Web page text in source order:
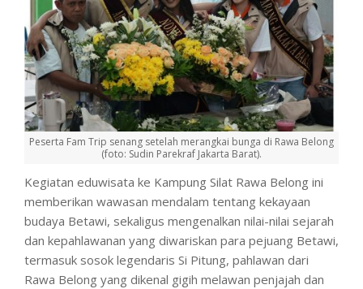
Peserta Fam Trip senang setelah merangkai bunga di Rawa Belong
(foto: Sudin Parekraf Jakarta Barat).
Kegiatan eduwisata ke Kampung Silat Rawa Belong ini
memberikan wawasan mendalam tentang kekayaan
budaya Betawi, sekaligus mengenalkan nilai-nilai sejarah
dan kepahlawanan yang diwariskan para pejuang Betawi,
termasuk sosok legendaris Si Pitung, pahlawan dari
Rawa Belong yang dikenal gigih melawan penjajah dan